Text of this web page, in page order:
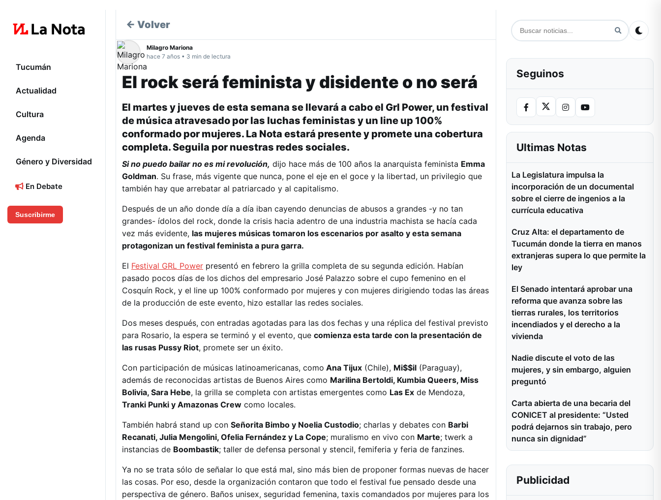
Tucumán
Actualidad
Cultura
Agenda
Género y Diversidad
En Debate
Suscribirme
← Volver
Milagro Mariona
hace 7 años • 3 min de lectura
El rock será feminista y disidente o no será
El martes y jueves de esta semana se llevará a cabo el Grl Power, un festival
de música atravesado por las luchas feministas y un line up 100%
conformado por mujeres. La Nota estará presente y promete una cobertura
completa. Seguila por nuestras redes sociales.
Si no puedo bailar no es mi revolución, dijo hace más de 100 años la anarquista feminista Emma
Goldman. Su frase, más vigente que nunca, pone el eje en el goce y la libertad, un privilegio que
también hay que arrebatar al patriarcado y al capitalismo.
Después de un año donde día a día iban cayendo denuncias de abusos a grandes -y no tan
grandes- ídolos del rock, donde la crisis hacia adentro de una industria machista se hacía cada
vez más evidente, las mujeres músicas tomaron los escenarios por asalto y esta semana
protagonizan un festival feminista a pura garra.
El Festival GRL Power presentó en febrero la grilla completa de su segunda edición. Habían
pasado pocos días de los dichos del empresario José Palazzo sobre el cupo femenino en el
Cosquín Rock, y el line up 100% conformado por mujeres y con mujeres dirigiendo todas las áreas
de la producción de este evento, hizo estallar las redes sociales.
Dos meses después, con entradas agotadas para las dos fechas y una réplica del festival previsto
para Rosario, la espera se terminó y el evento, que comienza esta tarde con la presentación de
las rusas Pussy Riot, promete ser un éxito.
Con participación de músicas latinoamericanas, como Ana Tijux (Chile), Mi$$il (Paraguay),
además de reconocidas artistas de Buenos Aires como Marilina Bertoldi, Kumbia Queers, Miss
Bolivia, Sara Hebe, la grilla se completa con artistas emergentes como Las Ex de Mendoza,
Tranki Punki y Amazonas Crew como locales.
También habrá stand up con Señorita Bimbo y Noelia Custodio; charlas y debates con Barbi
Recanati, Julia Mengolini, Ofelia Fernández y La Cope; muralismo en vivo con Marte; twerk a
instancias de Boombastik; taller de defensa personal y stencil, femiferia y feria de fanzines.
Ya no se trata sólo de señalar lo que está mal, sino más bien de proponer formas nuevas de hacer
las cosas. Por eso, desde la organización contaron que todo el festival fue pensado desde una
perspectiva de género. Baños unisex, seguridad femenina, taxis comandados por mujeres para los
Seguinos
Ultimas Notas
La Legislatura impulsa la
incorporación de un documental
sobre el cierre de ingenios a la
currícula educativa
Cruz Alta: el departamento de
Tucumán donde la tierra en manos
extranjeras supera lo que permite la
ley
El Senado intentará aprobar una
reforma que avanza sobre las
tierras rurales, los territorios
incendiados y el derecho a la
vivienda
Nadie discute el voto de las
mujeres, y sin embargo, alguien
preguntó
Carta abierta de una becaria del
CONICET al presidente: “Usted
podrá dejarnos sin trabajo, pero
nunca sin dignidad”
Publicidad